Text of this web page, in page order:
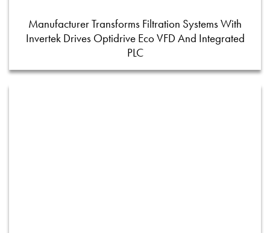
Manufacturer Transforms Filtration Systems With
Invertek Drives Optidrive Eco VFD And Integrated
PLC